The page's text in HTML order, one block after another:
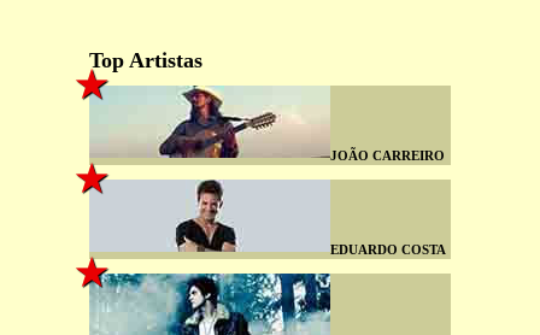
Top Artistas
JOÃO CARREIRO
EDUARDO COSTA